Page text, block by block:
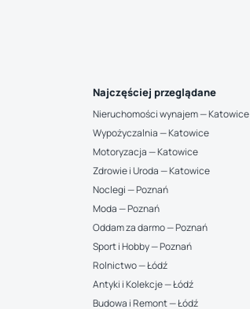
Najczęściej przeglądane
Nieruchomości wynajem — Katowice
Wypożyczalnia — Katowice
Motoryzacja — Katowice
Zdrowie i Uroda — Katowice
Noclegi — Poznań
Moda — Poznań
Oddam za darmo — Poznań
Sport i Hobby — Poznań
Rolnictwo — Łódź
Antyki i Kolekcje — Łódź
Budowa i Remont — Łódź